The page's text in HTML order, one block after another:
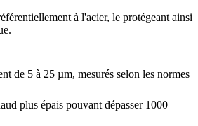
à l'acier, le protégeant ainsi
de 5 à 25 µm, mesurés selon les normes
plus épais pouvant dépasser 1000